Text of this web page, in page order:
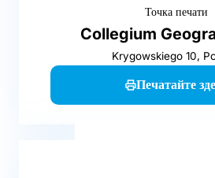
Точка печати
Collegium
Krygowskiego 10,
Печатайте